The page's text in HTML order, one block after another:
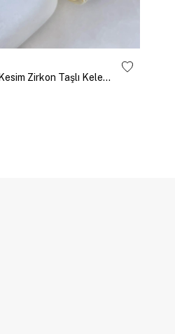
Özel Seri Oval Kesim Zirkon Taşlı Kelepçe Gold